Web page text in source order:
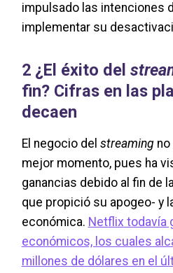
impulsado las intenciones
implementar su
2 ¿El éxito del
fin? Cifras en las
decaen
El negocio del streaming
mejor momento, pues ha
ganancias debido al fin de
que propició su apogeo- y
económica. Netflix todavía
económicos, los cuales
millones de dólares en el